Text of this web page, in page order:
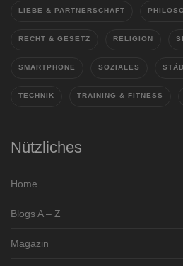
LIEBE & PARTNERSCHAFT
RECHT & GESETZ RELIGION
SMARTPHONE SOZIALES
TECHNIK TRAINING & FITNESS
Nützliches
Home
Blogs A – Z
Magazin